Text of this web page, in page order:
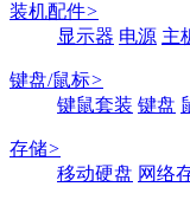
装机配件>
显示器 电源 主
键盘/鼠标>
键鼠套装 键盘
存储>
移动硬盘 网络